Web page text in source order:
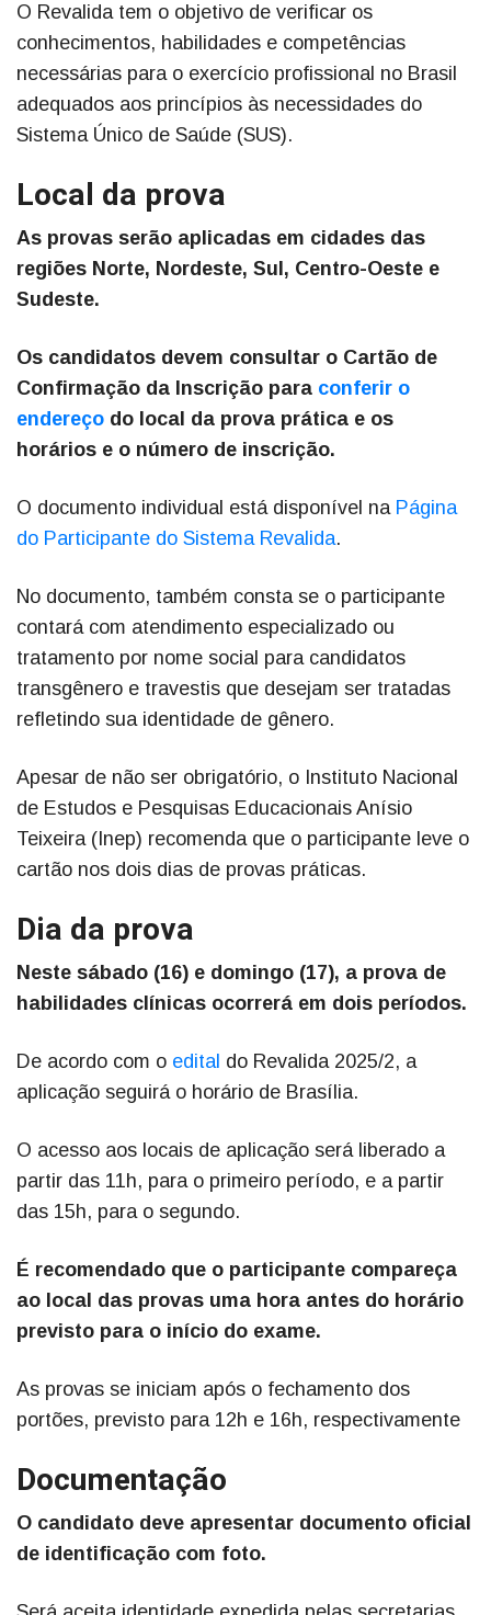
O Revalida tem o objetivo de verificar os
conhecimentos, habilidades e competências
necessárias para o exercício profissional no Brasil
adequados aos princípios às necessidades do
Sistema Único de Saúde (SUS).
Local da prova
As provas serão aplicadas em cidades das
regiões Norte, Nordeste, Sul, Centro-Oeste e
Sudeste.
Os candidatos devem consultar o Cartão de
Confirmação da Inscrição para conferir o
endereço do local da prova prática e os
horários e o número de inscrição.
O documento individual está disponível na Página
do Participante do Sistema Revalida.
No documento, também consta se o participante
contará com atendimento especializado ou
tratamento por nome social para candidatos
transgênero e travestis que desejam ser tratadas
refletindo sua identidade de gênero.
Apesar de não ser obrigatório, o Instituto Nacional
de Estudos e Pesquisas Educacionais Anísio
Teixeira (Inep) recomenda que o participante leve o
cartão nos dois dias de provas práticas.
Dia da prova
Neste sábado (16) e domingo (17), a prova de
habilidades clínicas ocorrerá em dois períodos.
De acordo com o edital do Revalida 2025/2, a
aplicação seguirá o horário de Brasília.
O acesso aos locais de aplicação será liberado a
partir das 11h, para o primeiro período, e a partir
das 15h, para o segundo.
É recomendado que o participante compareça
ao local das provas uma hora antes do horário
previsto para o início do exame.
As provas se iniciam após o fechamento dos
portões, previsto para 12h e 16h, respectivamente
Documentação
O candidato deve apresentar documento oficial
de identificação com foto.